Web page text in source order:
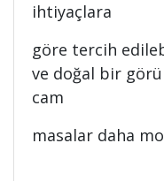
ihtiyaçlara
göre tercih
ve doğal bir
cam
masalar daha